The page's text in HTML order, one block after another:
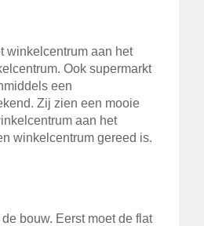
winkelcentrum aan het
Ook supermarkt
een
Zij zien een mooie
aan het
winkelcentrum gereed is.
bouw. Eerst moet de flat